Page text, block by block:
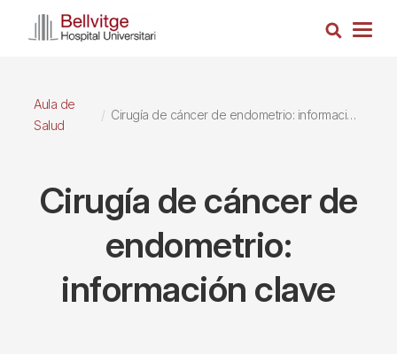
Busca
Aula de
Salud
Cirugía de cáncer de endometrio: información clave
Cirugía de cáncer de
endometrio:
información clave